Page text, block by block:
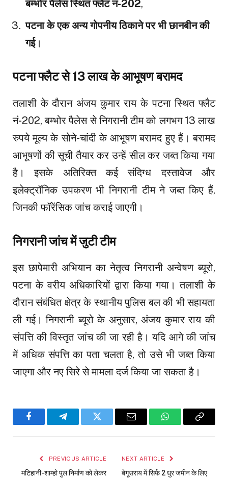
बम्भोर पैलेस स्थित फ्लैट नं-202,
पटना के एक अन्य गोपनीय ठिकाने पर भी छानबीन की
गई।
पटना फ्लैट से 13 लाख के आभूषण बरामद
तलाशी के दौरान अंजय कुमार राय के पटना स्थित फ्लैट
नं-202, बम्भोर पैलेस से निगरानी टीम को लगभग 13 लाख
रुपये मूल्य के सोने-चांदी के आभूषण बरामद हुए हैं। बरामद
आभूषणों की सूची तैयार कर उन्हें सील कर जब्त किया गया
है। इसके अतिरिक्त कई संदिग्ध दस्तावेज और
इलेक्ट्रॉनिक उपकरण भी निगरानी टीम ने जब्त किए हैं,
जिनकी फॉरेंसिक जांच कराई जाएगी।
निगरानी जांच में जुटी टीम
इस छापेमारी अभियान का नेतृत्व निगरानी अन्वेषण ब्यूरो,
पटना के वरीय अधिकारियों द्वारा किया गया। तलाशी के
दौरान संबंधित क्षेत्र के स्थानीय पुलिस बल की भी सहायता
ली गई। निगरानी ब्यूरो के अनुसार, अंजय कुमार राय की
संपत्ति की विस्तृत जांच की जा रही है। यदि आगे की जांच
में अधिक संपत्ति का पता चलता है, तो उसे भी जब्त किया
जाएगा और नए सिरे से मामला दर्ज किया जा सकता है।
FacebookTelegramTwitter Email WhatsAppCopy
PREVIOUS ARTICLE
मटिहानी-शाम्हो पुल निर्माण को लेकर
NEXT ARTICLE
बेगूसराय में सिर्फ 2 धुर जमीन के लिए